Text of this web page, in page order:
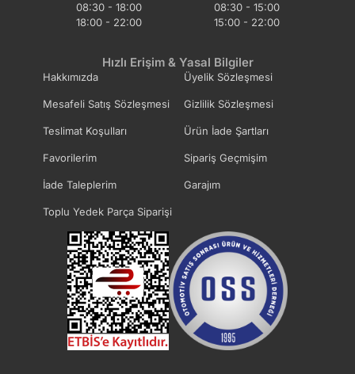
08:30 - 18:00
18:00 - 22:00
08:30 - 15:00
15:00 - 22:00
Hızlı Erişim & Yasal Bilgiler
Hakkımızda Üyelik Sözleşmesi
Mesafeli Satış Sözleşmesi Gizlilik Sözleşmesi
Teslimat Koşulları Ürün İade Şartları
Favorilerim Sipariş Geçmişim
İade Taleplerim Garajım
Toplu Yedek Parça Siparişi